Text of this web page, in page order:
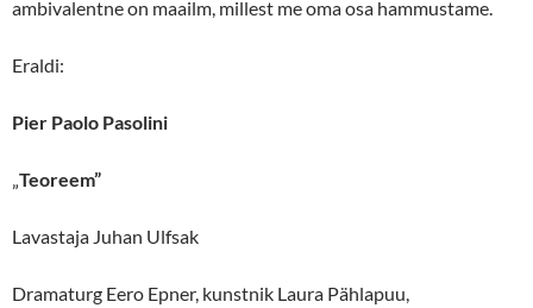
ambivalentne on maailm, millest me oma osa hammustame.
Eraldi:
Pier Paolo Pasolini
Teoreem”
Lavastaja Juhan Ulfsak
Dramaturg Eero Epner, kunstnik Laura Pählapuu,